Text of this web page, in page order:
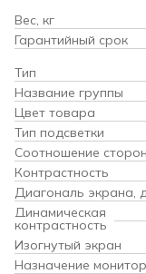
Вес, кг
Гарантийный срок
Тип
Название группы
Цвет товара
Тип подсветки
Соотношение сторон
Контрастность
Диагональ экрана,
Динамическая
контрастность
Изогнутый экран
Назначение